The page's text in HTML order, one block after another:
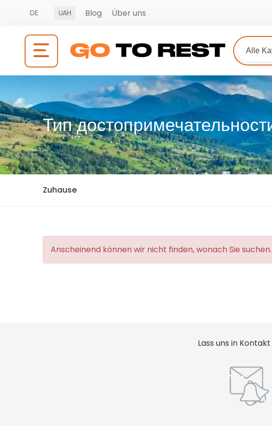
DE UAH Blog Über uns
Alle
Тип
Zuhause
Anscheinend können wir nicht finden, wonach Sie
Lass uns in